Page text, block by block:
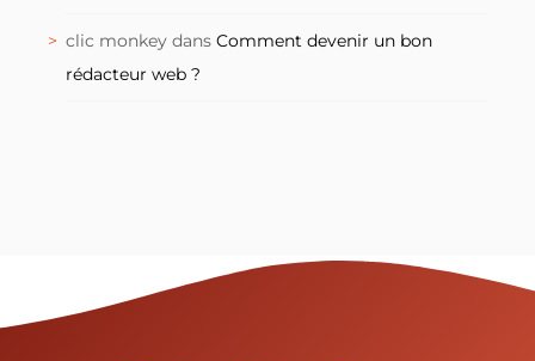
clic monkey dans Comment devenir un bon
rédacteur web ?